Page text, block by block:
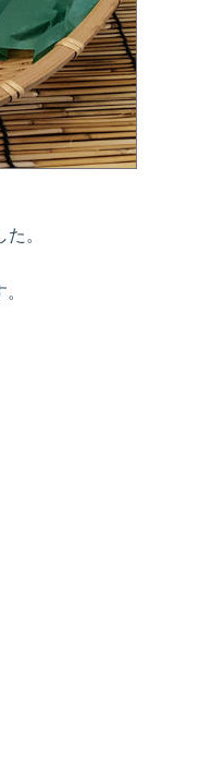
。